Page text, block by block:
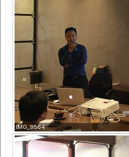
IMG_9564